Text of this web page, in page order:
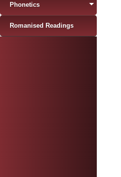
Phonetics
Romanised Readings